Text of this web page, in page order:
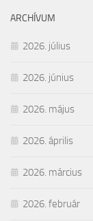
ARCHÍVUM
2026. július
2026. június
2026. május
2026. április
2026. március
2026. február